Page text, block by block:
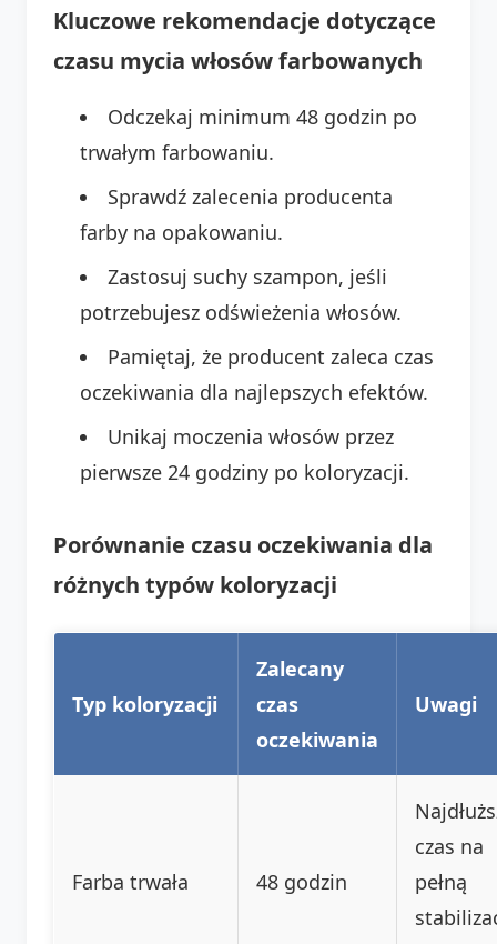
Kluczowe rekomendacje dotyczące
czasu mycia włosów farbowanych
Odczekaj minimum 48 godzin po
trwałym farbowaniu.
Sprawdź zalecenia producenta
farby na opakowaniu.
Zastosuj suchy szampon, jeśli
potrzebujesz odświeżenia włosów.
Pamiętaj, że producent zaleca czas
oczekiwania dla najlepszych efektów.
Unikaj moczenia włosów przez
pierwsze 24 godziny po koloryzacji.
Porównanie czasu oczekiwania dla
różnych typów koloryzacji
Typ koloryzacji
Zalecany
czas
oczekiwania
Uwagi
Farba trwała 48 godzin
czas na
pełną